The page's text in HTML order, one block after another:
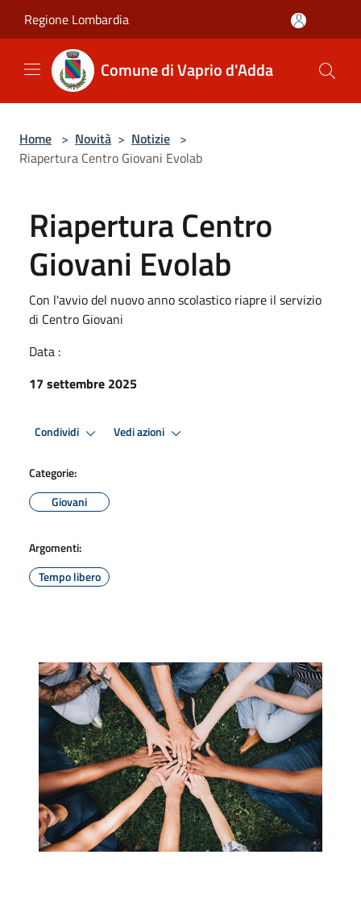
Regione Lombardia
Comune di Vaprio d'Adda
Home > Novità > Notizie >
Riapertura Centro Giovani Evolab
Riapertura Centro
Giovani Evolab
Con l'avvio del nuovo anno scolastico riapre il servizio
di Centro Giovani
Data :
17 settembre 2025
Condividi Vedi azioni
Categorie:
Giovani
Argomenti:
Tempo libero